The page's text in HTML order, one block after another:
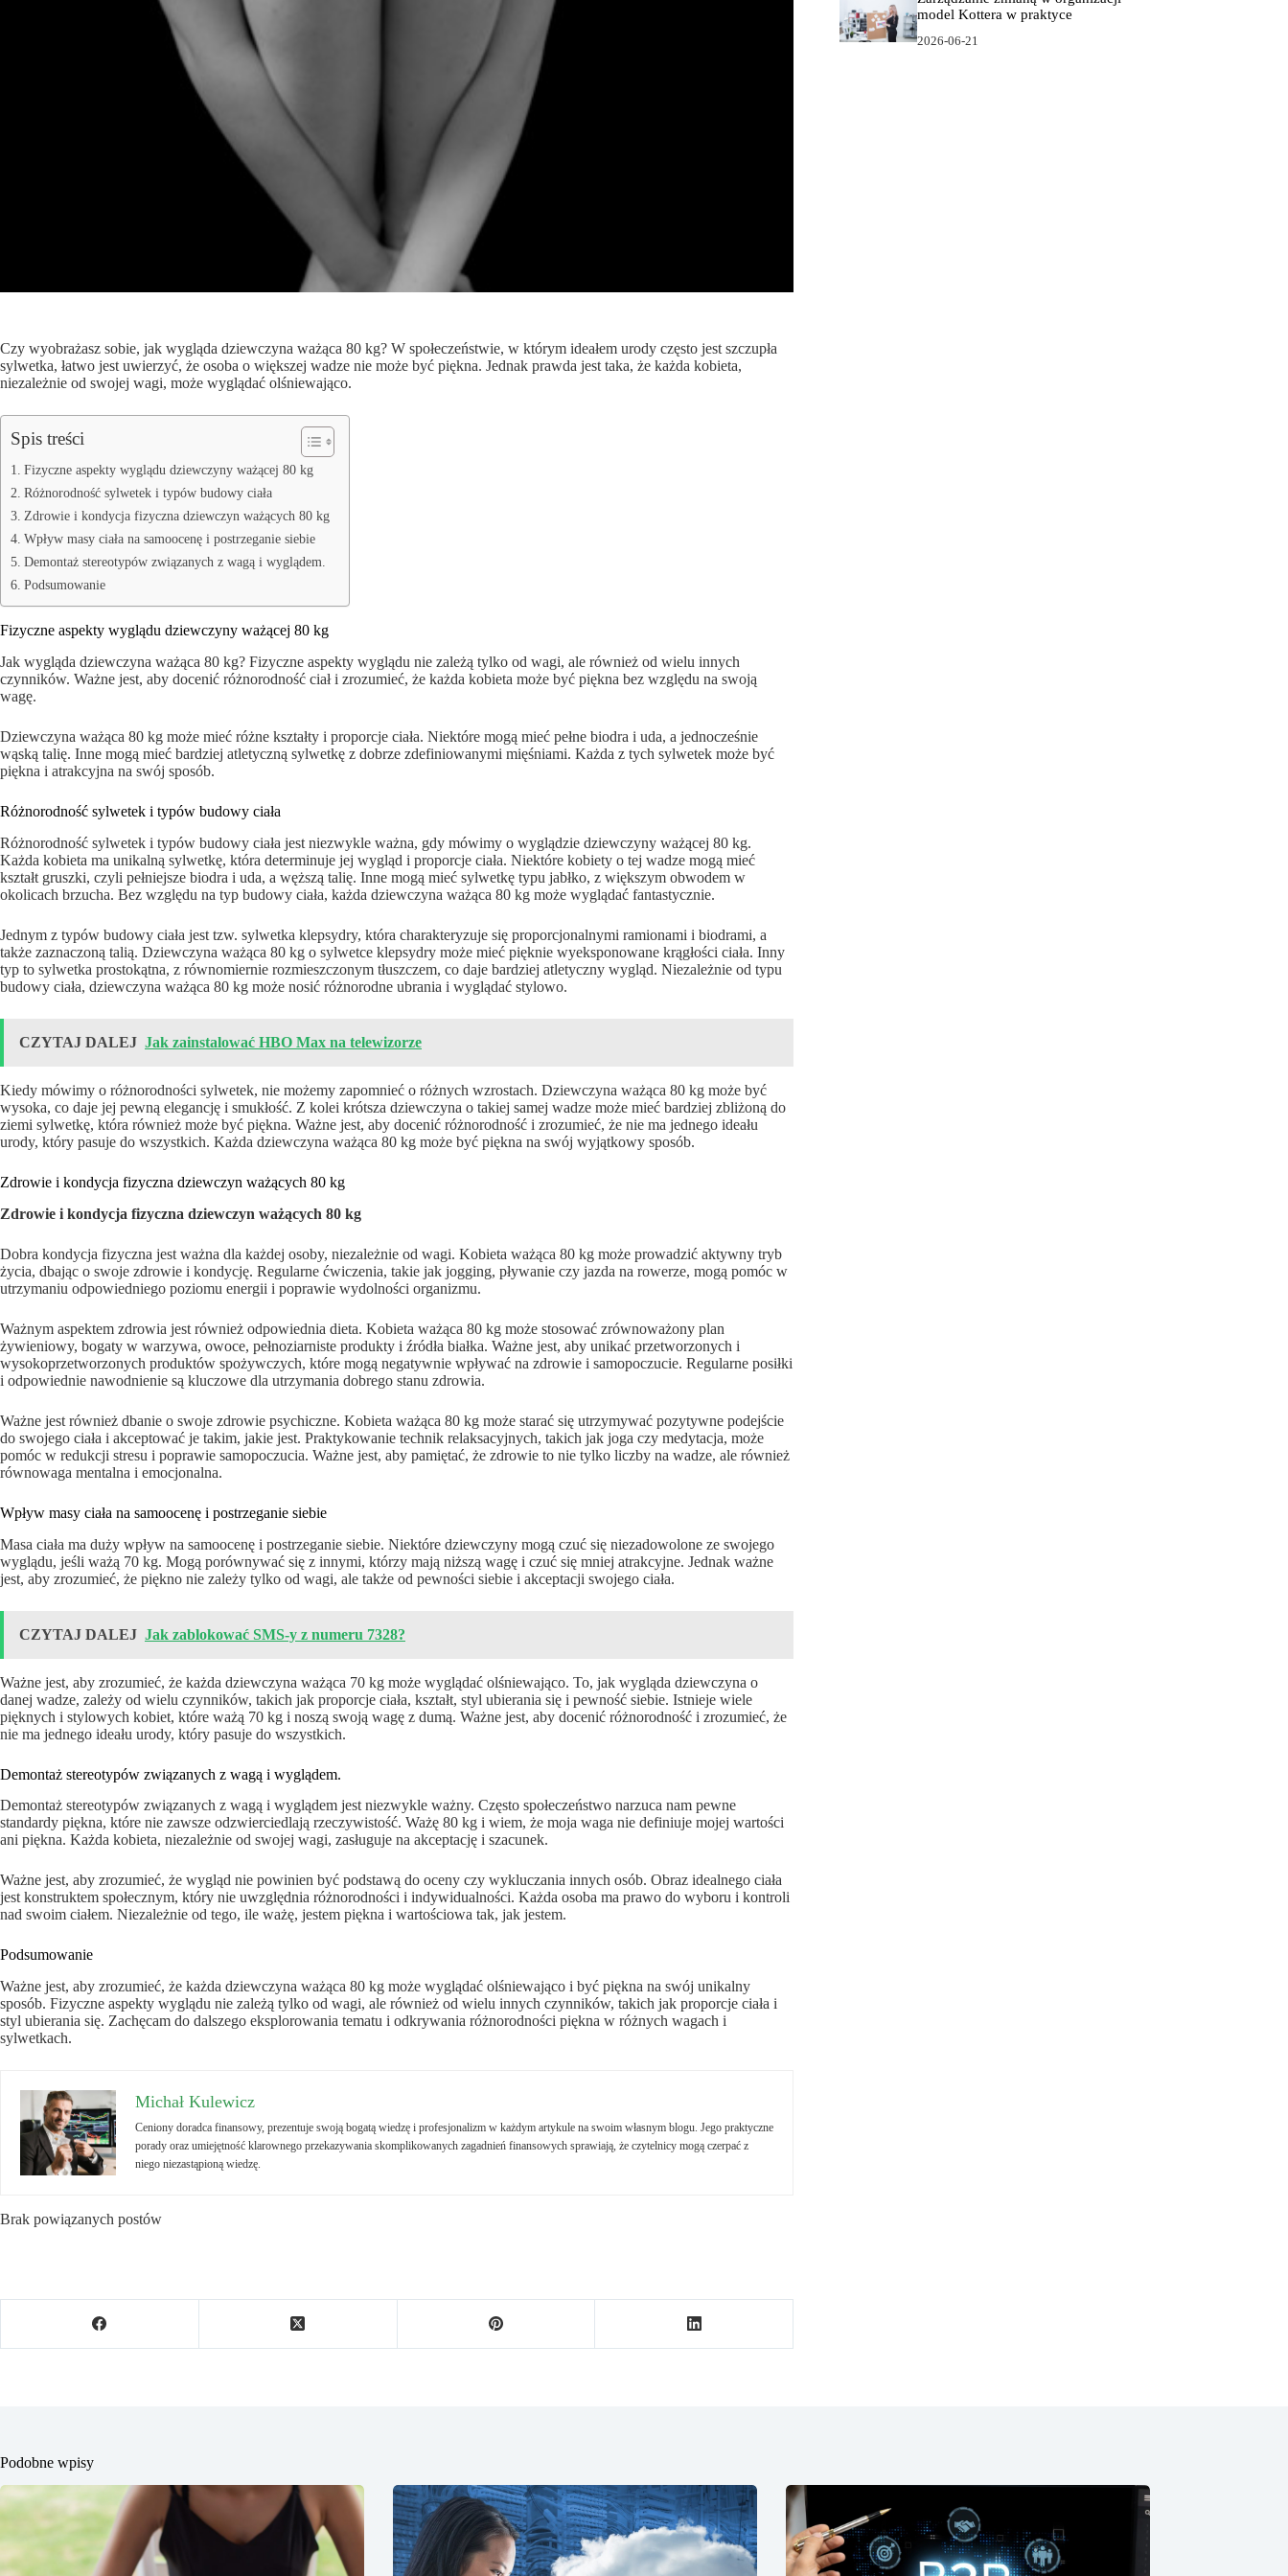
Czy wyobrażasz sobie, jak wygląda dziewczyna ważąca 80 kg? W społeczeństwie, w którym ideałem urody często jest szczupła
sylwetka, łatwo jest uwierzyć, że osoba o większej wadze nie może być piękna. Jednak prawda jest taka, że każda kobieta,
niezależnie od swojej wagi, może wyglądać olśniewająco.
Spis treści
Fizyczne aspekty wyglądu dziewczyny ważącej 80 kg
Różnorodność sylwetek i typów budowy ciała
Zdrowie i kondycja fizyczna dziewczyn ważących 80 kg
Wpływ masy ciała na samoocenę i postrzeganie siebie
Demontaż stereotypów związanych z wagą i wyglądem.
Podsumowanie
Fizyczne aspekty wyglądu dziewczyny ważącej 80 kg
Jak wygląda dziewczyna ważąca 80 kg? Fizyczne aspekty wyglądu nie zależą tylko od wagi, ale również od wielu innych
czynników. Ważne jest, aby docenić różnorodność ciał i zrozumieć, że każda kobieta może być piękna bez względu na swoją
wagę.
Dziewczyna ważąca 80 kg może mieć różne kształty i proporcje ciała. Niektóre mogą mieć pełne biodra i uda, a jednocześnie
wąską talię. Inne mogą mieć bardziej atletyczną sylwetkę z dobrze zdefiniowanymi mięśniami. Każda z tych sylwetek może być
piękna i atrakcyjna na swój sposób.
Różnorodność sylwetek i typów budowy ciała
Różnorodność sylwetek i typów budowy ciała jest niezwykle ważna, gdy mówimy o wyglądzie dziewczyny ważącej 80 kg.
Każda kobieta ma unikalną sylwetkę, która determinuje jej wygląd i proporcje ciała. Niektóre kobiety o tej wadze mogą mieć
kształt gruszki, czyli pełniejsze biodra i uda, a węższą talię. Inne mogą mieć sylwetkę typu jabłko, z większym obwodem w
okolicach brzucha. Bez względu na typ budowy ciała, każda dziewczyna ważąca 80 kg może wyglądać fantastycznie.
Jednym z typów budowy ciała jest tzw. sylwetka klepsydry, która charakteryzuje się proporcjonalnymi ramionami i biodrami, a
także zaznaczoną talią. Dziewczyna ważąca 80 kg o sylwetce klepsydry może mieć pięknie wyeksponowane krągłości ciała. Inny
typ to sylwetka prostokątna, z równomiernie rozmieszczonym tłuszczem, co daje bardziej atletyczny wygląd. Niezależnie od typu
budowy ciała, dziewczyna ważąca 80 kg może nosić różnorodne ubrania i wyglądać stylowo.
CZYTAJ DALEJ Jak zainstalować HBO Max na telewizorze
Kiedy mówimy o różnorodności sylwetek, nie możemy zapomnieć o różnych wzrostach. Dziewczyna ważąca 80 kg może być
wysoka, co daje jej pewną elegancję i smukłość. Z kolei krótsza dziewczyna o takiej samej wadze może mieć bardziej zbliżoną do
ziemi sylwetkę, która również może być piękna. Ważne jest, aby docenić różnorodność i zrozumieć, że nie ma jednego ideału
urody, który pasuje do wszystkich. Każda dziewczyna ważąca 80 kg może być piękna na swój wyjątkowy sposób.
Zdrowie i kondycja fizyczna dziewczyn ważących 80 kg
Zdrowie i kondycja fizyczna dziewczyn ważących 80 kg
Dobra kondycja fizyczna jest ważna dla każdej osoby, niezależnie od wagi. Kobieta ważąca 80 kg może prowadzić aktywny tryb
życia, dbając o swoje zdrowie i kondycję. Regularne ćwiczenia, takie jak jogging, pływanie czy jazda na rowerze, mogą pomóc w
utrzymaniu odpowiedniego poziomu energii i poprawie wydolności organizmu.
Ważnym aspektem zdrowia jest również odpowiednia dieta. Kobieta ważąca 80 kg może stosować zrównoważony plan
żywieniowy, bogaty w warzywa, owoce, pełnoziarniste produkty i źródła białka. Ważne jest, aby unikać przetworzonych i
wysokoprzetworzonych produktów spożywczych, które mogą negatywnie wpływać na zdrowie i samopoczucie. Regularne posiłki
i odpowiednie nawodnienie są kluczowe dla utrzymania dobrego stanu zdrowia.
Ważne jest również dbanie o swoje zdrowie psychiczne. Kobieta ważąca 80 kg może starać się utrzymywać pozytywne podejście
do swojego ciała i akceptować je takim, jakie jest. Praktykowanie technik relaksacyjnych, takich jak joga czy medytacja, może
pomóc w redukcji stresu i poprawie samopoczucia. Ważne jest, aby pamiętać, że zdrowie to nie tylko liczby na wadze, ale również
równowaga mentalna i emocjonalna.
Wpływ masy ciała na samoocenę i postrzeganie siebie
Masa ciała ma duży wpływ na samoocenę i postrzeganie siebie. Niektóre dziewczyny mogą czuć się niezadowolone ze swojego
wyglądu, jeśli ważą 70 kg. Mogą porównywać się z innymi, którzy mają niższą wagę i czuć się mniej atrakcyjne. Jednak ważne
jest, aby zrozumieć, że piękno nie zależy tylko od wagi, ale także od pewności siebie i akceptacji swojego ciała.
CZYTAJ DALEJ Jak zablokować SMS-y z numeru 7328?
Ważne jest, aby zrozumieć, że każda dziewczyna ważąca 70 kg może wyglądać olśniewająco. To, jak wygląda dziewczyna o
danej wadze, zależy od wielu czynników, takich jak proporcje ciała, kształt, styl ubierania się i pewność siebie. Istnieje wiele
pięknych i stylowych kobiet, które ważą 70 kg i noszą swoją wagę z dumą. Ważne jest, aby docenić różnorodność i zrozumieć, że
nie ma jednego ideału urody, który pasuje do wszystkich.
Demontaż stereotypów związanych z wagą i wyglądem.
Demontaż stereotypów związanych z wagą i wyglądem jest niezwykle ważny. Często społeczeństwo narzuca nam pewne
standardy piękna, które nie zawsze odzwierciedlają rzeczywistość. Ważę 80 kg i wiem, że moja waga nie definiuje mojej wartości
ani piękna. Każda kobieta, niezależnie od swojej wagi, zasługuje na akceptację i szacunek.
Ważne jest, aby zrozumieć, że wygląd nie powinien być podstawą do oceny czy wykluczania innych osób. Obraz idealnego ciała
jest konstruktem społecznym, który nie uwzględnia różnorodności i indywidualności. Każda osoba ma prawo do wyboru i kontroli
nad swoim ciałem. Niezależnie od tego, ile ważę, jestem piękna i wartościowa tak, jak jestem.
Podsumowanie
Ważne jest, aby zrozumieć, że każda dziewczyna ważąca 80 kg może wyglądać olśniewająco i być piękna na swój unikalny
sposób. Fizyczne aspekty wyglądu nie zależą tylko od wagi, ale również od wielu innych czynników, takich jak proporcje ciała i
styl ubierania się. Zachęcam do dalszego eksplorowania tematu i odkrywania różnorodności piękna w różnych wagach i
sylwetkach.
Michał Kulewicz
Ceniony doradca finansowy, prezentuje swoją bogatą wiedzę i profesjonalizm w każdym artykule na swoim własnym blogu. Jego praktyczne
porady oraz umiejętność klarownego przekazywania skomplikowanych zagadnień finansowych sprawiają, że czytelnicy mogą czerpać z
niego niezastąpioną wiedzę.
Brak powiązanych postów
model Kottera w praktyce
2026-06-21
Podobne wpisy